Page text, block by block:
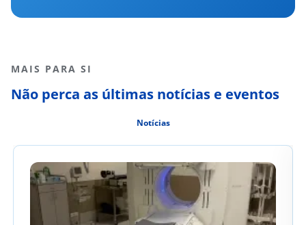
MAIS PARA SI
Não perca as últimas notícias e eventos
Notícias